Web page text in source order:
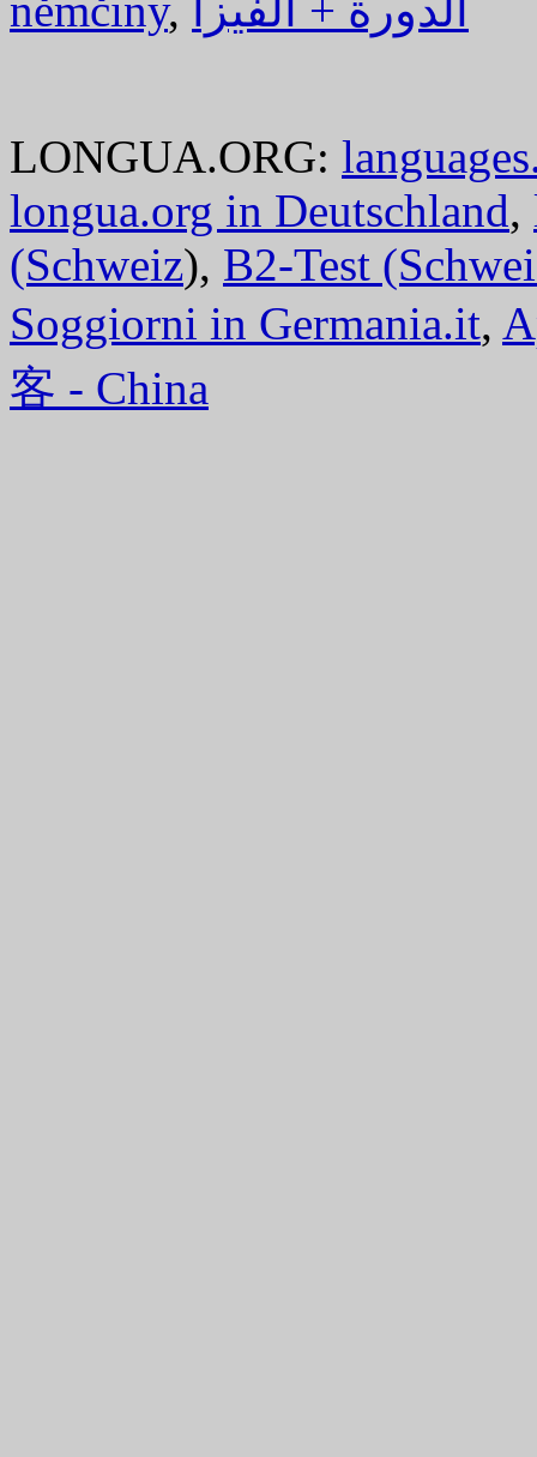
LONGUA.ORG:
longua.org in Deutschland,
(Schweiz), B2-Test
Soggiorni in Germania.it,
客 - China